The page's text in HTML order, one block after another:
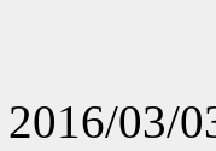
2016/03/